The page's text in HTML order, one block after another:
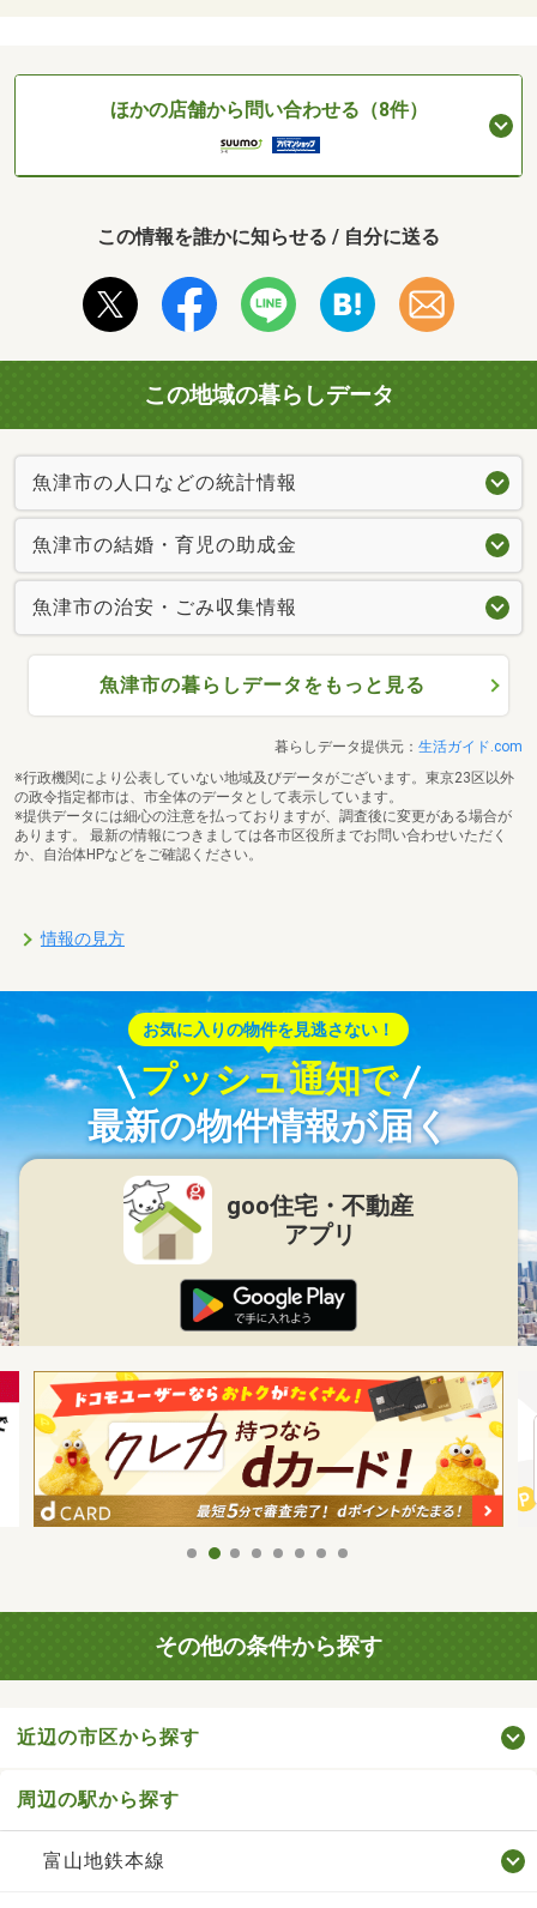
ほかの店舗から問い合わせる（8件）
この情報を誰かに知らせる / 自分に送る
この地域の暮らしデータ
魚津市の人口などの統計情報
魚津市の結婚・育児の助成金
魚津市の治安・ごみ収集情報
魚津市の暮らしデータをもっと見る
暮らしデータ提供元： 生活ガイド.com
※行政機関により公表していない地域及びデータがございます。東京23区以外
の政令指定都市は、市全体のデータとして表示しています。
※提供データには細心の注意を払っておりますが、調査後に変更がある場合が
あります。 最新の情報につきましては各市区役所までお問い合わせいただく
か、自治体HPなどをご確認ください。
情報の見方
お気に入りの物件を見逃さない！
プッシュ通知で
最新の物件情報が届く
goo住宅・不動産
アプリ
その他の条件から探す
近辺の市区から探す
周辺の駅から探す
富山地鉄本線